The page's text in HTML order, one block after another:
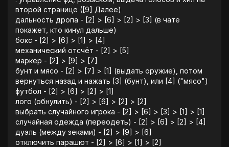
второй странице ([9] Далее)
дальность дропа - [2] > [6] > [2] > [3] (в чате
покажет, кто кинул дальше)
бокс - [2] > [6] > [1] > [4]
механический отсчёт - [2] > [5]
маркер - [2] > [9] > [7]
бунт и мясо - [2] > [7] > [1] (выдать оружие), потом
вернуться назад и нажать [3] (бунт), или [4] ("мясо")
футбол - [2] > [6] > [2] > [1]
лого (обнулить) - [2] > [6] > [2] > [2]
выбрать случайного игрока - [2] > [6] > [3] > [1] > [1]
случайная одежда (переодеть) - [2] > [6] > [2] > [4]
дуэль (между зеками) - [2] > [9] > [6]
отключить парашют - [2] > [6] > [1] > [2]